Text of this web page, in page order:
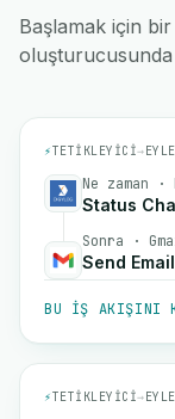
Başlamak için
⚡TETIKLEYICI→
Ne zaman
Status
Sonra ·
Send Email
BU IŞ AKIŞINI
⚡TETIKLEYICI→